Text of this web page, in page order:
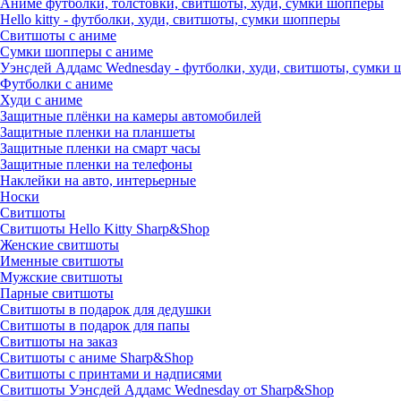
Аниме футболки, толстовки, свитшоты, худи, сумки шопперы
Hello kitty - футболки, худи, свитшоты, сумки шопперы
Свитшоты с аниме
Сумки шопперы с аниме
Уэнсдей Аддамс Wednesday - футболки, худи, свитшоты, сумки
Футболки с аниме
Худи с аниме
Защитные плёнки на камеры автомобилей
Защитные пленки на планшеты
Защитные пленки на смарт часы
Защитные пленки на телефоны
Наклейки на авто, интерьерные
Носки
Свитшоты
Cвитшоты Hello Kitty Sharp&Shop
Женские свитшоты
Именные свитшоты
Мужские свитшоты
Парные свитшоты
Свитшоты в подарок для дедушки
Свитшоты в подарок для папы
Свитшоты на заказ
Свитшоты с аниме Sharp&Shop
Свитшоты с принтами и надписями
Свитшоты Уэнсдей Аддамс Wednesday от Sharp&Shop